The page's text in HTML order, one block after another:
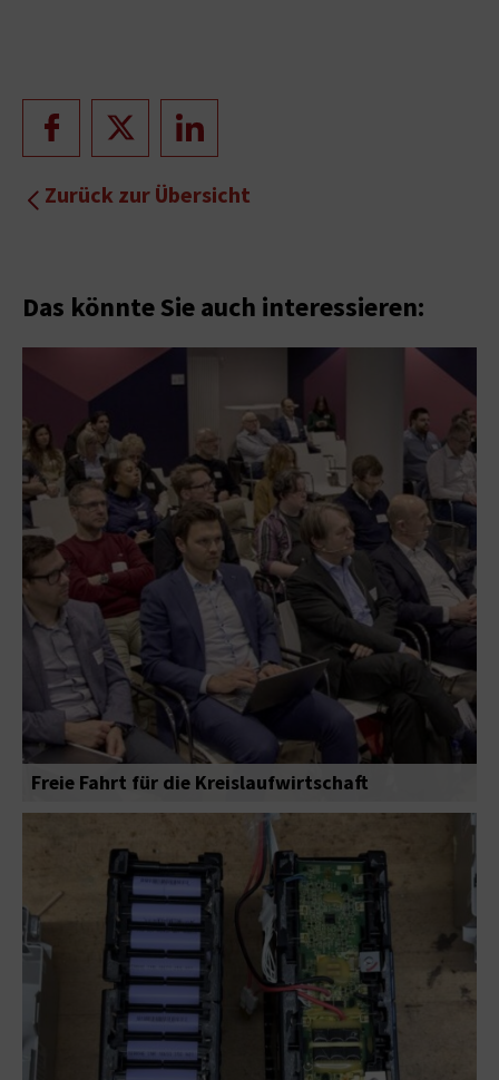
Zurück zur Übersicht
Das könnte Sie auch interessieren:
Freie Fahrt für die Kreislaufwirtschaft